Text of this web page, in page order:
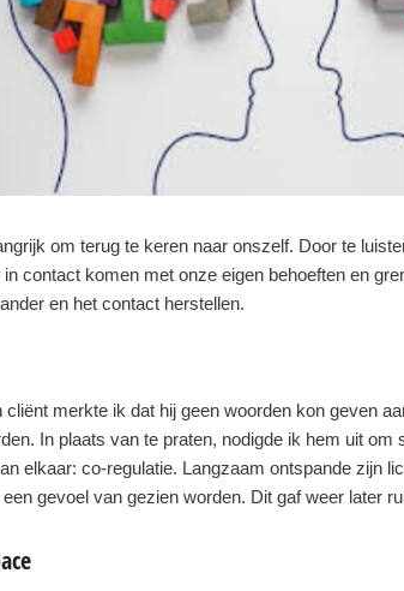
om terug te keren naar onszelf. Door te
contact komen met onze eigen behoeften en
en het contact herstellen.
merkte ik dat hij geen woorden kon geven
In plaats van te praten, nodigde ik hem uit
elkaar: co-regulatie. Langzaam ontspande zijn
gevoel van gezien worden. Dit gaf weer later